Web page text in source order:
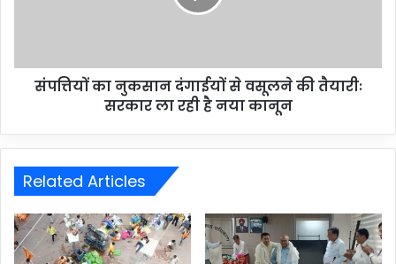
संपत्तियों का नुकसान दंगाईयों से वसूलने की तैयारीः
सरकार ला रही है नया कानून
Related Articles